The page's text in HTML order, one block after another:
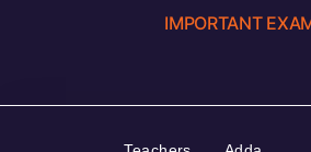
IMPORTANT